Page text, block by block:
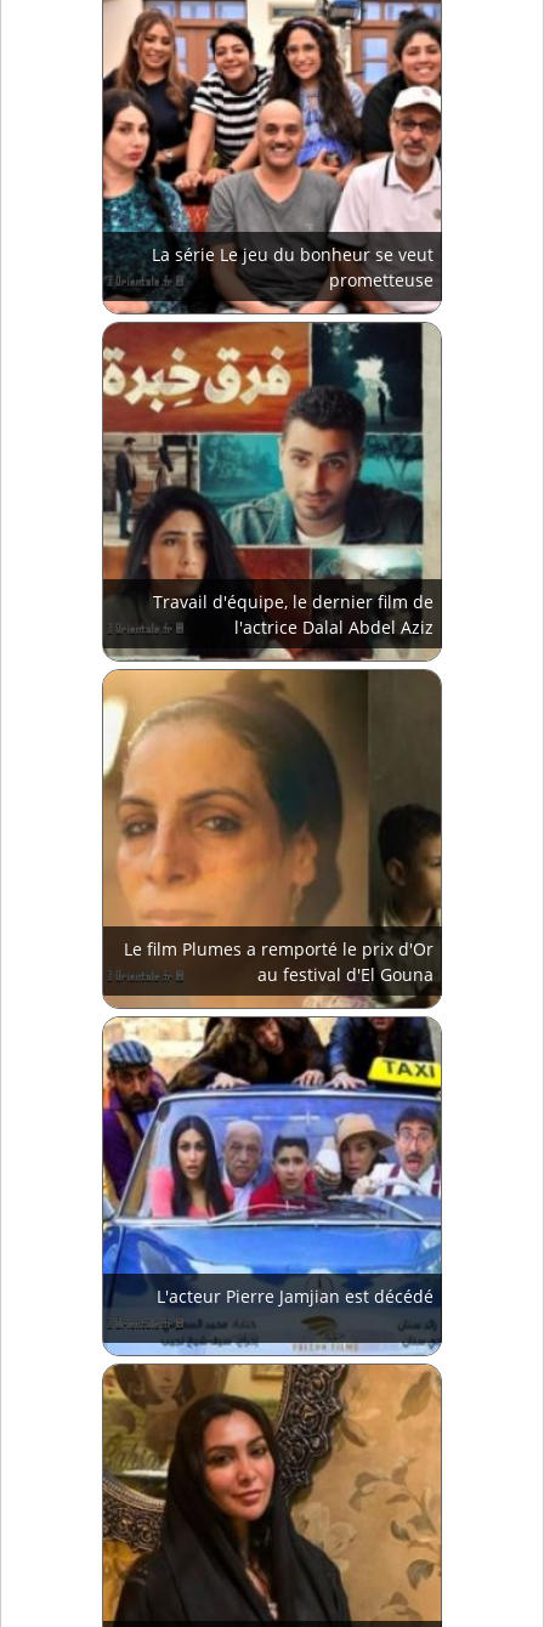
La série Le jeu du bonheur se veut
prometteuse
Travail d'équipe, le dernier film de
l'actrice Dalal Abdel Aziz
Le film Plumes a remporté le prix d'Or
au festival d'El Gouna
L'acteur Pierre Jamjian est décédé